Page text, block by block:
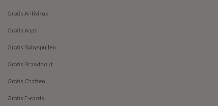
Gratis Antivirus
Gratis Apps
Gratis Babyspullen
Gratis Brandhout
Gratis Chatten
Gratis E-cards